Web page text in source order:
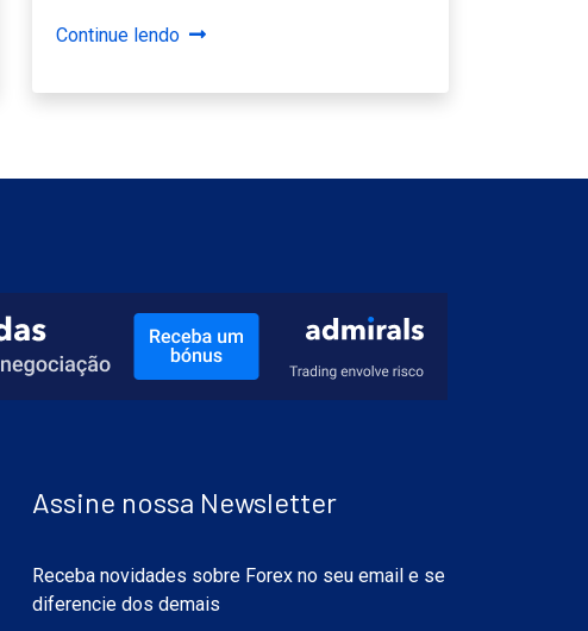
Continue lendo
Assine nossa Newsletter
Receba novidades sobre Forex no seu email e se
diferencie dos demais